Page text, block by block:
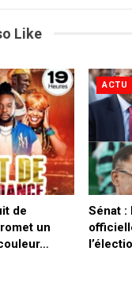
Like
de
un
ACTU
Sénat :